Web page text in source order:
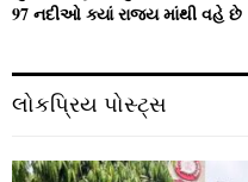
97 નદીઓ ક્યાં રાજ્ય માંથી વહે છે
લોકપ્રિય પોસ્ટ્સ